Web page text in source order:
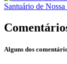
Santuário de
Alguns dos